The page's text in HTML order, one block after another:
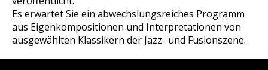
Es erwartet Sie ein abwechslungsreiches Programm
aus Eigenkompositionen und Interpretationen von
ausgewählten Klassikern der Jazz- und Fusionszene.